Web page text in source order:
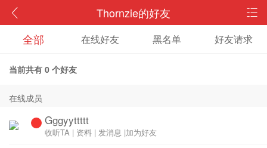
Thornzie的好友
全部 在线好友 黑名单 好友请求
当前共有 0 个好友
在线成员
Gggyyttttt
收听TA | 资料 | 发消息 |加为好友